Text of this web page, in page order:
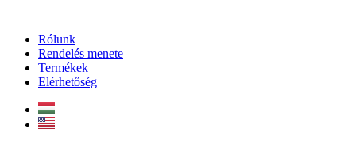
Rólunk
Rendelés menete
Termékek
Elérhetőség